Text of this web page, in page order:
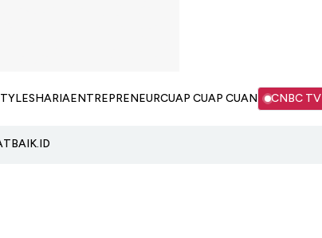
SHARIAENTREPRENEURCUAP CUAP CUAN CNBC TV